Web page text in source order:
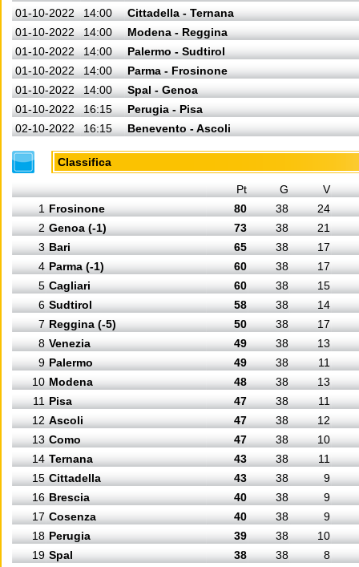
01-10-2022
14:00
Cittadella - Ternana
01-10-2022
14:00
Modena - Reggina
01-10-2022
14:00
Palermo - Sudtirol
01-10-2022
14:00
Parma - Frosinone
01-10-2022
14:00
Spal - Genoa
01-10-2022
16:15
Perugia - Pisa
02-10-2022
16:15 Benevento - Ascoli
Classifica
Pt G
V
1 Frosinone 80 38
24
2 Genoa (-1) 73 38
21
3 Bari 65 38
17
4 Parma (-1) 60 38
17
5 Cagliari 60 38
15
6 Sudtirol 58 38
14
7 Reggina (-5) 50 38
17
8 Venezia 49 38
13
9 Palermo 49 38
11
10 Modena 48 38
13
11 Pisa 47 38
11
12 Ascoli 47 38
12
13 Como 47 38
10
14 Ternana 43 38
11
15 Cittadella 43 38
9
16 Brescia 40 38
9
17 Cosenza 40 38
9
18 Perugia 39 38
10
19 Spal 38 38
8